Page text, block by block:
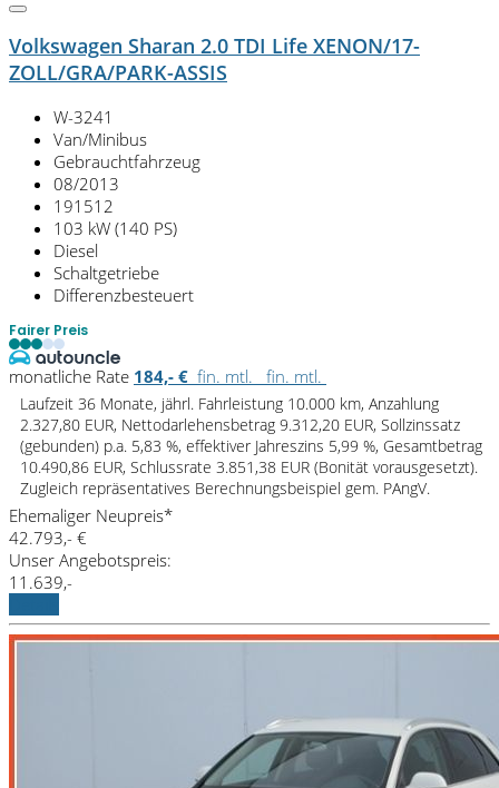
Volkswagen Sharan 2.0 TDI Life XENON/17-
ZOLL/GRA/PARK-ASSIS
W-3241
Van/Minibus
Gebrauchtfahrzeug
08/2013
191512
103 kW (140 PS)
Diesel
Schaltgetriebe
Differenzbesteuert
Fairer Preis
monatliche Rate 184,- € fin. mtl. fin. mtl.
Laufzeit 36 Monate, jährl. Fahrleistung 10.000 km, Anzahlung
2.327,80 EUR, Nettodarlehensbetrag 9.312,20 EUR, Sollzinssatz
(gebunden) p.a. 5,83 %, effektiver Jahreszins 5,99 %, Gesamtbetrag
10.490,86 EUR, Schlussrate 3.851,38 EUR (Bonität vorausgesetzt).
Zugleich repräsentatives Berechnungsbeispiel gem. PAngV.
Ehemaliger Neupreis*
42.793,- €
Unser Angebotspreis:
11.639,-